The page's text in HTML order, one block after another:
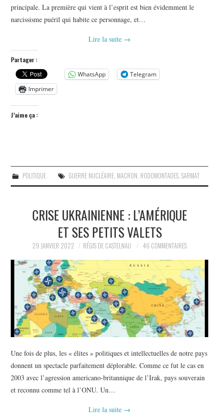
principale. La première qui vient à l’esprit est bien évidemment le
narcissisme puéril qui habite ce personnage, et…
Lire la suite →
Partager :
WhatsApp
Telegram
Imprimer
J’aime ça :
POLITIQUE GUERRE NUCLÉAIRE, MACRON, RODOMONTADES, SARMAT
CRISE UKRAINIENNE : L’AMÉRIQUE
ET SES PETITS VALETS
29 JANVIER 2022 RÉGIS DE CASTELNAU 46 COMMENTAIRES
Une fois de plus, les « élites » politiques et intellectuelles de notre pays
donnent un spectacle parfaitement déplorable. Comme ce fut le cas en
2003 avec l’agression americano-britannique de l’Irak, pays souverain
et reconnu comme tel à l’ONU. Un…
Lire la suite →